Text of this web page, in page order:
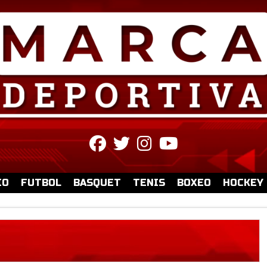
fab
fa-
facebook
fab
fa-
twitter
fab
fa-
instagram
fa-
youtube
FUTBOL BASQUET TENIS BOXEO HOCKEY